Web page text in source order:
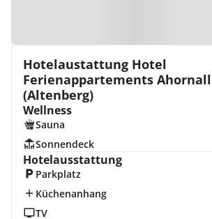
Hotelaustattung Hotel
Ferienappartements
(Altenberg)
Wellness
Sauna
Sonnendeck
Hotelausstattung
Parkplatz
Küchenanhang
TV